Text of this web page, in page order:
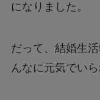
になりました。
だって、結婚生
んなに元気でい